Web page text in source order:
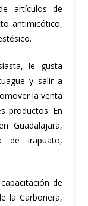
artículos de
antimicótico,
le gusta
y salir a
la venta
productos. En
Guadalajara,
de Irapuato,
de
la Carbonera,